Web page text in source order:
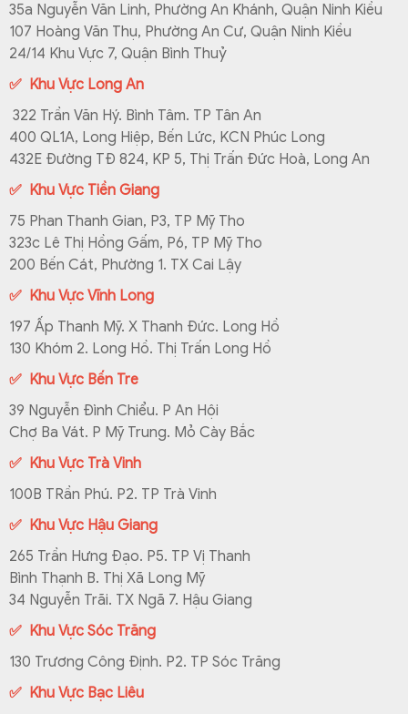
35a Nguyễn Văn Linh, Phường An Khánh, Quận Ninh Kiều
107 Hoàng Văn Thụ, Phường An Cư, Quận Ninh Kiều
24/14 Khu Vực 7, Quận Bình Thuỷ
✅ Khu Vực Long An
322 Trần Văn Hý. Bình Tâm. TP Tân An
400 QL1A, Long Hiệp, Bến Lức, KCN Phúc Long
432E Đường TĐ 824, KP 5, Thị Trấn Đức Hoà, Long An
✅ Khu Vực Tiền Giang
75 Phan Thanh Gian, P3, TP Mỹ Tho
323c Lê Thị Hồng Gấm, P6, TP Mỹ Tho
200 Bến Cát, Phường 1. TX Cai Lậy
✅ Khu Vực Vĩnh Long
197 Ấp Thanh Mỹ. X Thanh Đức. Long Hồ
130 Khóm 2. Long Hồ. Thị Trấn Long Hồ
✅ Khu Vực Bến Tre
39 Nguyễn Đình Chiểu. P An Hội
Chợ Ba Vát. P Mỹ Trung. Mỏ Cày Bắc
✅ Khu Vực Trà Vinh
100B TRần Phú. P2. TP Trà Vinh
✅ Khu Vực Hậu Giang
265 Trần Hưng Đạo. P5. TP Vị Thanh
Bình Thạnh B. Thị Xã Long Mỹ
34 Nguyễn Trãi. TX Ngã 7. Hậu Giang
✅ Khu Vực Sóc Trăng
130 Trương Công Định. P2. TP Sóc Trăng
✅ Khu Vực Bạc Liêu